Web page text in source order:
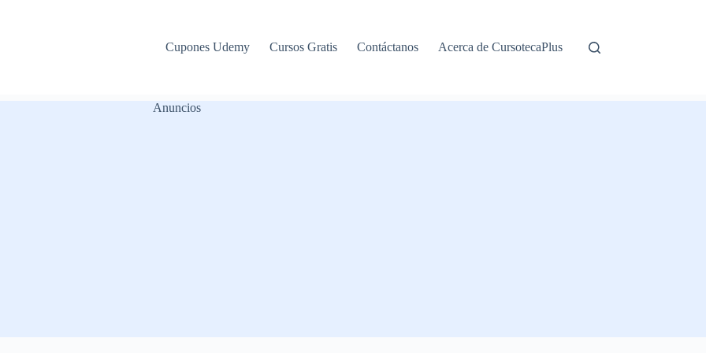
Cupones Udemy Cursos Gratis Contáctanos Acerca de CursotecaPlus
Anuncios